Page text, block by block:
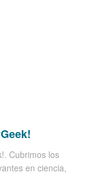
Cubrimos los
en ciencia,